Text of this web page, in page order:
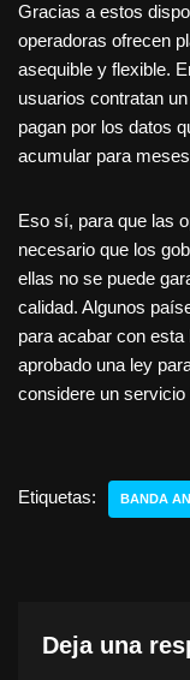
Gracias a estos
operadoras ofrecen
asequible y flexible.
usuarios contratan
pagan por los datos
acumular para
Eso sí, para que las
necesario que los
ellas no se puede
calidad. Algunos
para acabar con
aprobado una ley
considere un
Etiquetas: BANDA
Deja una